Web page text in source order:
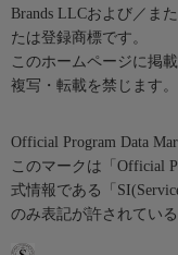
Brands LLCおよび／ま
たは登録商標です。
このホームページに掲
複写・転載を禁じます。
Official Program Data
このマークは「Official
式情報である「
のみ表記が許されている